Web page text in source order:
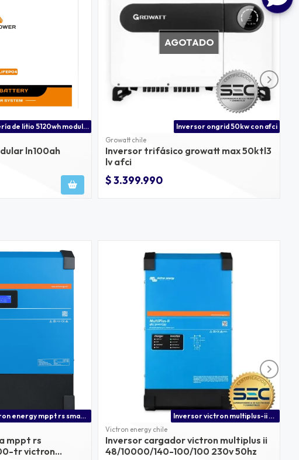
Batería de litio 5120wh modular 100ah
ln100ah
AGOTADO
Inversor ongrid 50kw con afci
Growatt chile
Inversor trifásico growatt max 50ktl3
lv afci
$ 3.399.990
Victron energy mppt rs smartsolar 450/200-tr precio
mppt rs
tr victron
Inversor victron multiplus-ii 48/10000/140-100/100 230v | ideal para uso como inversor solar de alta capacidad
Victron energy chile
Inversor cargador victron multiplus ii
48/10000/140-100/100 230v 50hz